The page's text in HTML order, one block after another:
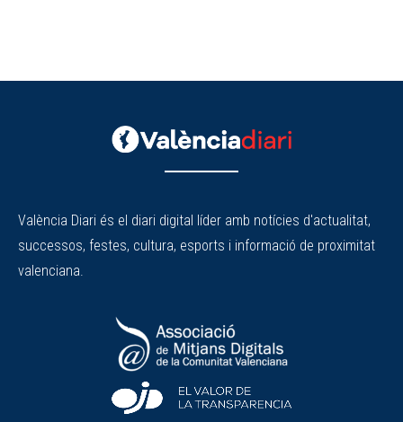
València Diari és el diari digital líder amb notícies d'actualitat,
successos, festes, cultura, esports i informació de proximitat
valenciana.